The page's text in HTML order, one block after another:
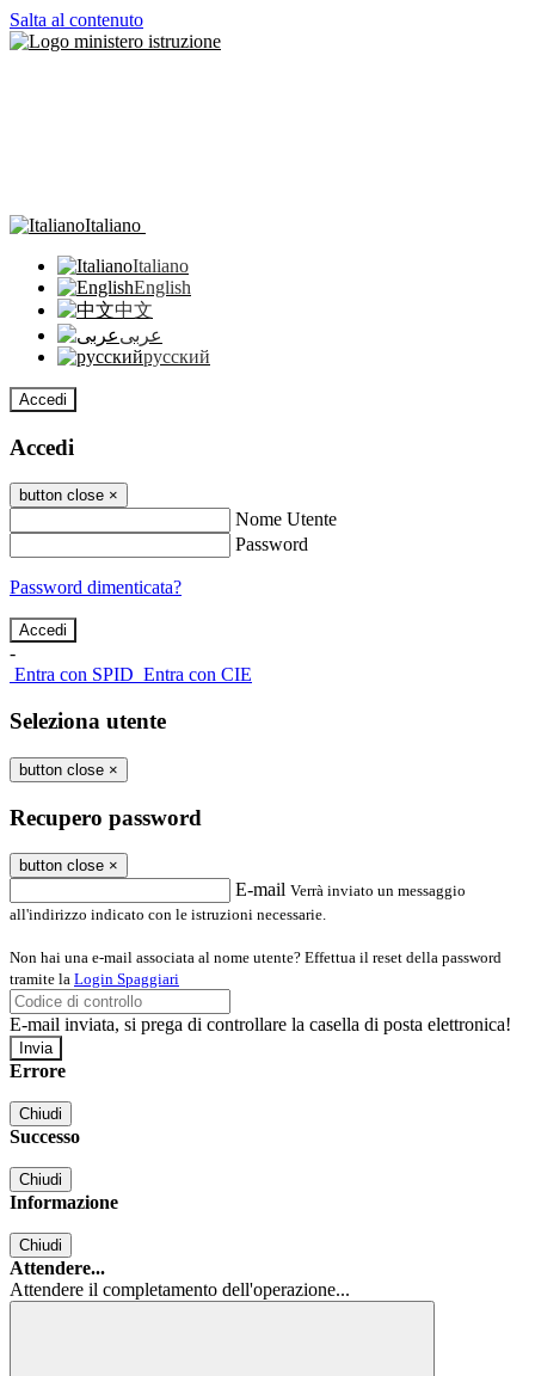
Salta al contenuto
Italiano
Italiano
English
中文
عربى
русский
Accedi
Accedi
button close ×
Nome Utente
Password
Password dimenticata?
-
Entra con SPID Entra con CIE
Seleziona utente
button close ×
Recupero password
button close ×
E-mail Verrà inviato un messaggio
all'indirizzo indicato con le istruzioni necessarie.
Non hai una e-mail associata al nome utente? Effettua il reset della password
tramite la Login Spaggiari
E-mail inviata, si prega di controllare la casella di posta elettronica!
Errore
Chiudi
Successo
Chiudi
Informazione
Chiudi
Attendere...
Attendere il completamento dell'operazione...